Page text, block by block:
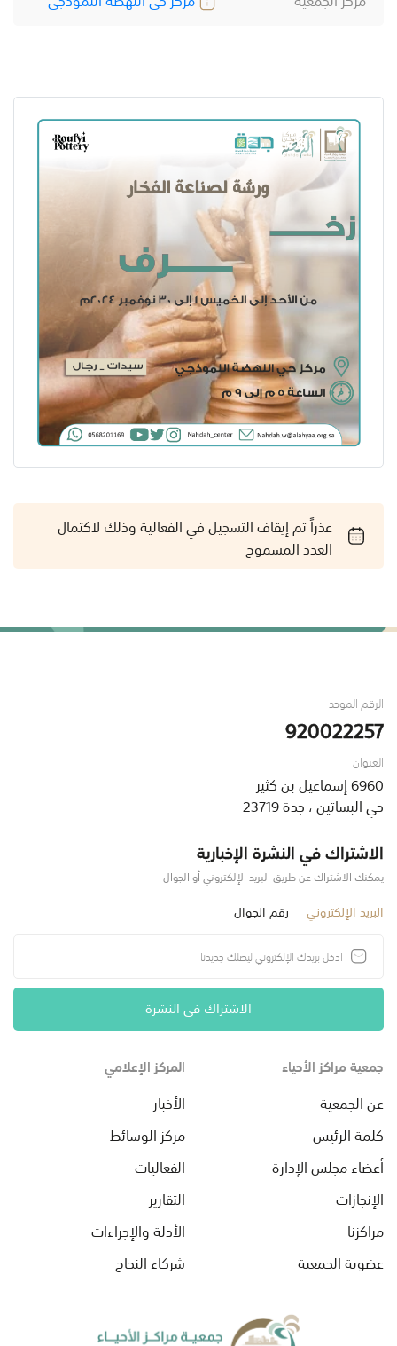
عذراً تم إيقاف التسجيل في الفعالية وذلك لاكتمال
العدد المسموح
الرقم الموحد
920022257
العنوان
6960 إسماعيل بن كثير
حي البساتين ، جدة 23719
الاشتراك في النشرة الإخبارية
يمكنك الاشتراك عن طريق البريد الإلكتروني أو الجوال
البريد الإلكتروني رقم الجوال
الاشتراك في النشرة
جمعية مراكز الأحياء
عن الجمعية
كلمة الرئيس
أعضاء مجلس الإدارة
الإنجازات
مراكزنا
عضوية الجمعية
المركز الإعلامي
الأخبار
مركز الوسائط
الفعاليات
التقارير
الأدلة والإجراءات
شركاء النجاح